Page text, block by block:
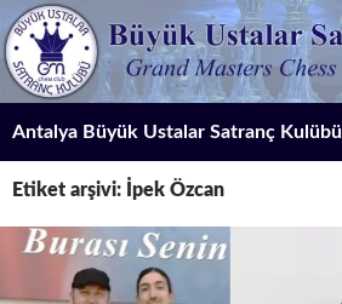
İçeriğe
atla
Antalya Büyük Ustalar Satranç Kulübü
Etiket arşivi: İpek Özcan